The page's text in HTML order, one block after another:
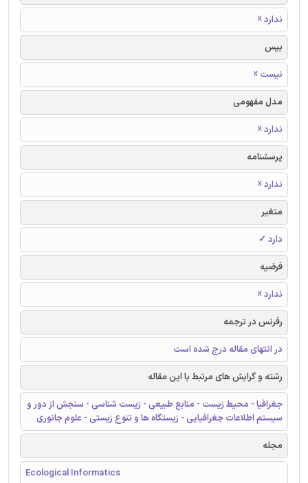
ندارد ☓
بیس
نیست ☓
مدل مفهومی
ندارد ☓
پرسشنامه
ندارد ☓
متغیر
دارد ✓
فرضیه
ندارد ☓
رفرنس در ترجمه
در انتهای مقاله درج شده است
رشته و گرایش های مرتبط با این مقاله
جغرافیا - محیط زیست - منابع طبیعی - زیست شناسی - سنجش از دور و
سیستم اطلاعات جغرافیایی - زیستگاه ها و تنوع زیستی - علوم جانوری
مجله
Ecological Informatics